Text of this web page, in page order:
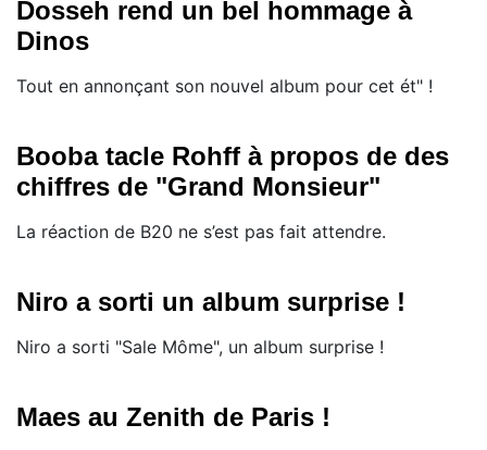
Dosseh rend un bel hommage à
Dinos
Tout en annonçant son nouvel album pour cet ét" !
Booba tacle Rohff à propos de des
chiffres de "Grand Monsieur"
La réaction de B20 ne s’est pas fait attendre.
Niro a sorti un album surprise !
Niro a sorti "Sale Môme", un album surprise !
Maes au Zenith de Paris !